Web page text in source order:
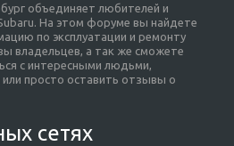
объединяет любителей и
На этом форуме вы найдете
по эксплуатации и ремонту
владельцев, а так же сможете
с интересными людьми,
просто оставить отзывы о
сетях